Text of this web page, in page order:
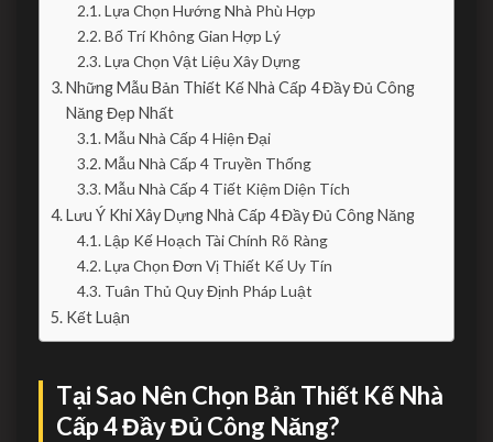
Lựa Chọn Hướng Nhà Phù Hợp
Bố Trí Không Gian Hợp Lý
Lựa Chọn Vật Liệu Xây Dựng
Những Mẫu Bản Thiết Kế Nhà Cấp 4 Đầy Đủ Công
Năng Đẹp Nhất
Mẫu Nhà Cấp 4 Hiện Đại
Mẫu Nhà Cấp 4 Truyền Thống
Mẫu Nhà Cấp 4 Tiết Kiệm Diện Tích
Lưu Ý Khi Xây Dựng Nhà Cấp 4 Đầy Đủ Công Năng
Lập Kế Hoạch Tài Chính Rõ Ràng
Lựa Chọn Đơn Vị Thiết Kế Uy Tín
Tuân Thủ Quy Định Pháp Luật
Kết Luận
Tại Sao Nên Chọn Bản Thiết Kế Nhà
Cấp 4 Đầy Đủ Công Năng?